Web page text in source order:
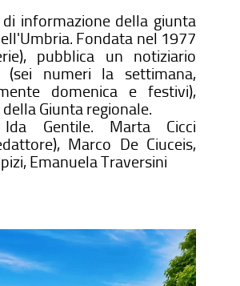
di informazione della giunta
Fondata nel 1977
pubblica un notiziario
(sei numeri la settimana,
domenica e festivi),
Giunta regionale.
Ida Gentile. Marta Cicci
Marco De Ciuceis,
Emanuela Traversini